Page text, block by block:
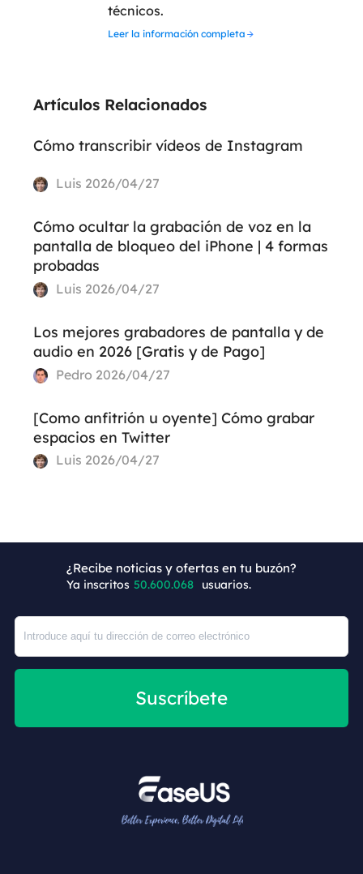
técnicos.
Leer la información completa
Artículos Relacionados
Cómo transcribir vídeos de Instagram
Luis 2026/04/27
Cómo ocultar la grabación de voz en la
pantalla de bloqueo del iPhone | 4 formas
probadas
Luis 2026/04/27
Los mejores grabadores de pantalla y de
audio en 2026 [Gratis y de Pago]
Pedro 2026/04/27
[Como anfitrión u oyente] Cómo grabar
espacios en Twitter
Luis 2026/04/27
¿Recibe noticias y ofertas en tu buzón?
Ya inscritos 50.600.068 usuarios.
Suscríbete
+7